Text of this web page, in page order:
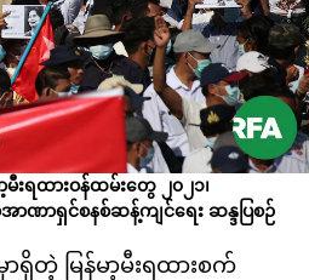
းရထားဝန်ထမ်းတွေ ၂၀၂၁၊
ာဏာရှင်စနစ်ဆန့်ကျင်ရေး ဆန္ဒပြစဉ်
ရှိတဲ့ မြန်မာ့မီးရထားစက်